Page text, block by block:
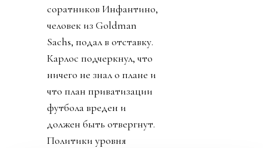
Личности инвесторов
не указаны в документе,
сроки и условия
функционирования не
определены, ничего
кроме приватизации
прав на футбол. К концу
дня Карлос Кордейро,
один из главных